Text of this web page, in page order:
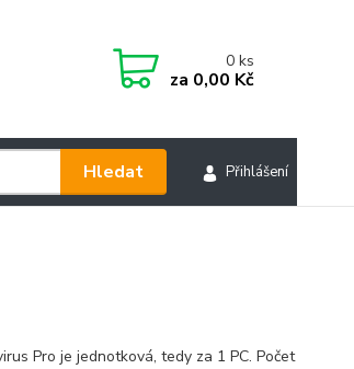
Přihlášení
Hledat
0ks
za 0,00 Kč
Pro je jednotková, tedy za 1 PC. Počet